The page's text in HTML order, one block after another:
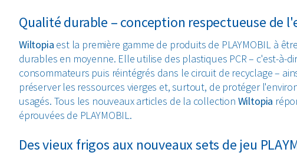
Qualité durable – conception respectueuse de
Wiltopia est la première gamme de produits de PLAYMOBIL à
durables en moyenne. Elle utilise des plastiques PCR – c'est-à-
consommateurs puis réintégrés dans le circuit de recyclage –
préserver les ressources vierges et, surtout, de protéger
usagés. Tous les nouveaux articles de la collection Wiltopia
éprouvées de PLAYMOBIL.
Des vieux frigos aux nouveaux sets de jeu